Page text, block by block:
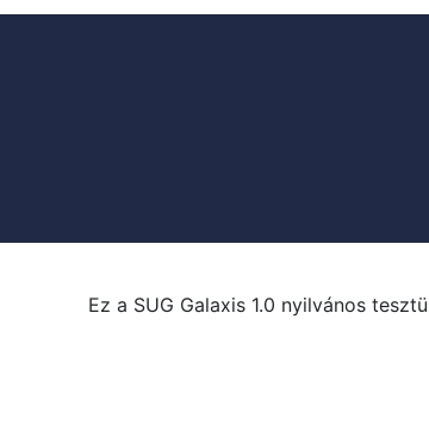
Ez a SUG Galaxis 1.0 nyilvános